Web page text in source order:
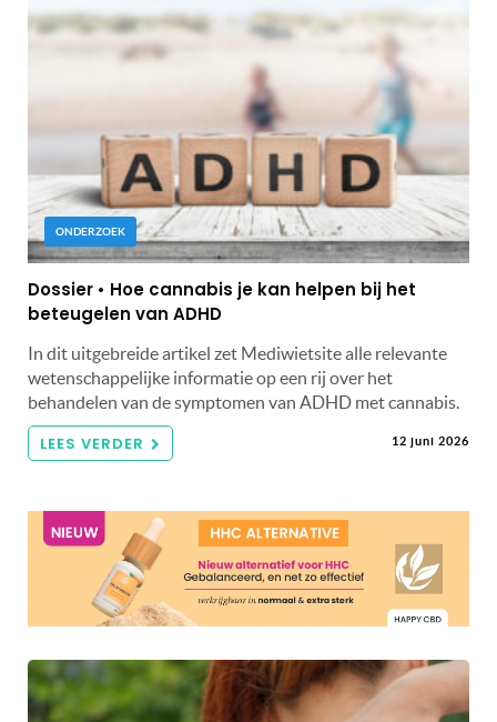
ONDERZOEK
Dossier • Hoe cannabis je kan helpen bij het
beteugelen van ADHD
In dit uitgebreide artikel zet Mediwietsite alle relevante
wetenschappelijke informatie op een rij over het
behandelen van de symptomen van ADHD met cannabis.
LEES VERDER 12 juni 2026